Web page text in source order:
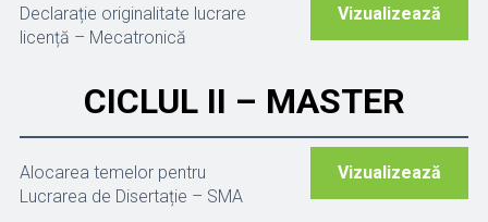
Declarație originalitate lucrare
licență – Mecatronică
Vizualizează
CICLUL II – MASTER
Alocarea temelor pentru
Lucrarea de Disertație – SMA
Vizualizează